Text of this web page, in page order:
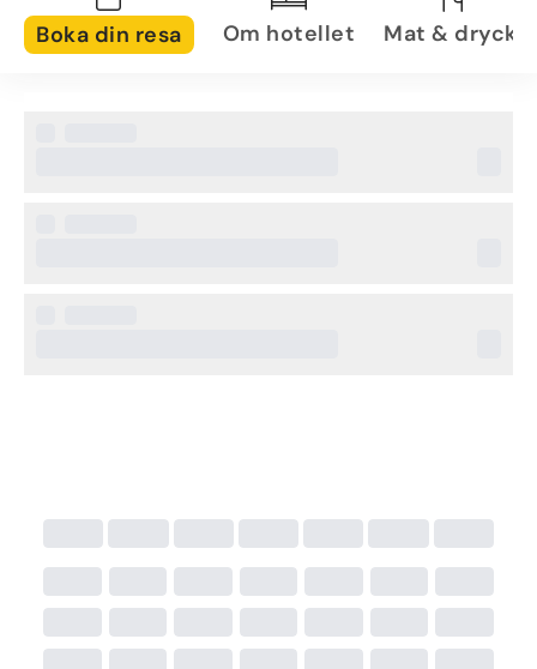
Boka din resa Om hotellet Mat & dryck